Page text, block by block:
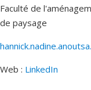
Faculté de
de paysage
Web : LinkedIn